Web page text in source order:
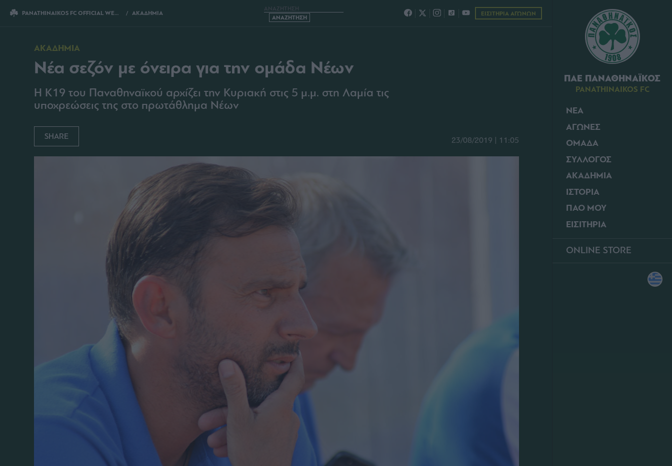
ΠΑΕ ΠΑΝΑΘΗΝΑΪΚΟΣ
PANATHINAIKOS FC
ΝΕΑ
ΑΓΩΝΕΣ
ΟΜΑΔΑ
ΣΥΛΛΟΓΟΣ
ΑΚΑΔΗΜΙΑ
ΙΣΤΟΡΙΑ
ΠΑΟ ΜΟΥ
ΕΙΣΙΤΗΡΙΑ
ONLINE STORE
PANATHINAIKOS FC OFFICIAL WEBSITE ΑΚΑΔΗΜΙΑ ΕΙΣΙΤΗΡΙΑ ΑΓΩΝΩΝ
ΑΚΑΔΗΜΙΑ
Νέα σεζόν με όνειρα για την ομάδα Νέων
Η Κ19 του Παναθηναϊκού αρχίζει την Κυριακή στις 5 μ.μ. στη Λαμία τις
υποχρεώσεις της στο πρωτάθλημα Νέων
SHARE 23/08/2019 | 11:05